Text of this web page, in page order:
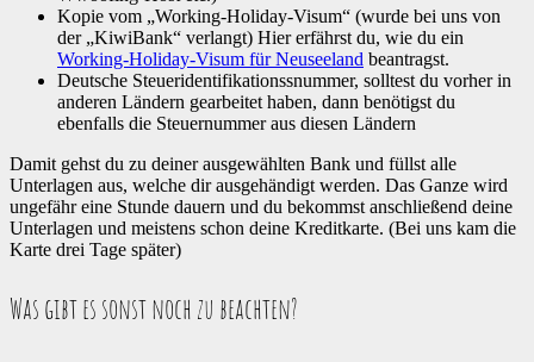
Kopie vom „Working-Holiday-Visum“ (wurde bei uns von
der „KiwiBank“ verlangt) Hier erfährst du, wie du ein
Working-Holiday-Visum für Neuseeland beantragst.
Deutsche Steueridentifikationssnummer, solltest du vorher in
anderen Ländern gearbeitet haben, dann benötigst du
ebenfalls die Steuernummer aus diesen Ländern
Damit gehst du zu deiner ausgewählten Bank und füllst alle
Unterlagen aus, welche dir ausgehändigt werden. Das Ganze wird
ungefähr eine Stunde dauern und du bekommst anschließend deine
Unterlagen und meistens schon deine Kreditkarte. (Bei uns kam die
Karte drei Tage später)
Was gibt es sonst noch zu beachten?